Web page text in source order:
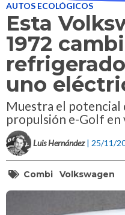
AUTOS ECOLÓGICOS
Esta
1972
uno
Muestra el potencial
propulsión e-Golf en
Luis Hernández | 25/11/
Combi Volkswagen